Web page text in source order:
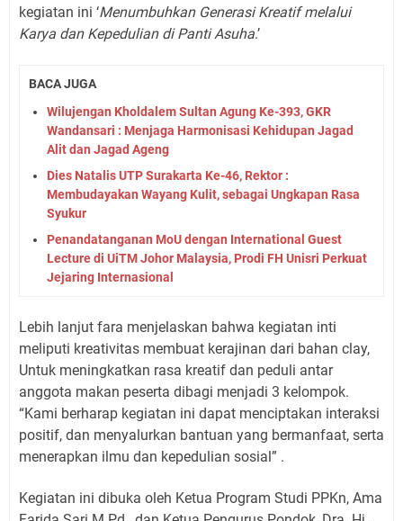
kegiatan ini ‘Menumbuhkan Generasi Kreatif melalui
Karya dan Kepedulian di Panti Asuha.’
BACA JUGA
Wilujengan Kholdalem Sultan Agung Ke-393, GKR
Wandansari : Menjaga Harmonisasi Kehidupan Jagad
Alit dan Jagad Ageng
Dies Natalis UTP Surakarta Ke-46, Rektor :
Membudayakan Wayang Kulit, sebagai Ungkapan Rasa
Syukur
Penandatanganan MoU dengan International Guest
Lecture di UiTM Johor Malaysia, Prodi FH Unisri Perkuat
Jejaring Internasional
Lebih lanjut fara menjelaskan bahwa kegiatan inti
meliputi kreativitas membuat kerajinan dari bahan clay,
Untuk meningkatkan rasa kreatif dan peduli antar
anggota makan peserta dibagi menjadi 3 kelompok.
“Kami berharap kegiatan ini dapat menciptakan interaksi
positif, dan menyalurkan bantuan yang bermanfaat, serta
menerapkan ilmu dan kepedulian sosial” .
Kegiatan ini dibuka oleh Ketua Program Studi PPKn, Ama